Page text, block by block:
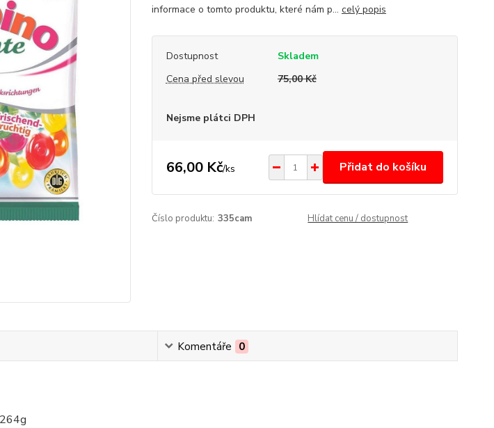
informace o tomto produktu, které nám p... celý popis
Dostupnost
Skladem
Cena před slevou
75,00 Kč
Nejsme plátci DPH
66,00 Kč/ks Přidat do košíku
Číslo produktu: 335cam Hlídat cenu / dostupnost
Komentáře 0